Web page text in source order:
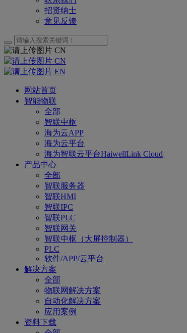
招贤纳士
意见反馈
CN
CN
EN
网站首页
智能物联
全部
智联中枢
海为云APP
海为云平台
海为智联云平台HaiwellLink Cloud
产品中心
全部
智联服务器
智联HMI
智联IPC
智联PLC
智联网关
智联中枢（大屏控制器）
PLC
软件/APP/云平台
解决方案
全部
物联网解决方案
自动化解决方案
应用案例
资料下载